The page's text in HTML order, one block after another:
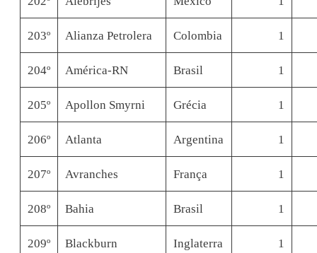
203º Alianza Petrolera Colombia 1
204º América-RN Brasil 1
205º Apollon Smyrni Grécia 1
206º Atlanta Argentina 1
207º Avranches França 1
208º Bahia Brasil 1
209º Blackburn Inglaterra 1